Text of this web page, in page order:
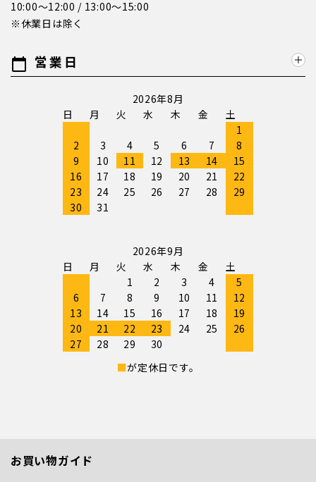
10:00～12:00 / 13:00～15:00
※休業日は除く
calendar_today 営業日
2026年8月
日
月 火 水 木 金
土
1
2
3 4 5 6 7
8
9
10 11 12 13 14
15
16
17 18 19 20 21
22
23
24 25 26 27 28
29
30
31
2026年9月
日
月 火 水 木 金
土
1
2 3 4
5
6
7 8 9 10 11
12
13
14 15 16 17 18
19
20
21 22 23 24 25
26
27
28 29
30
■が定休日です。
お買い物ガイド